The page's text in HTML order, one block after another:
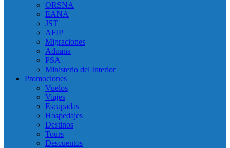
ORSNA
EANA
JST
AFIP
Migraciones
Aduana
PSA
Ministerio del Interior
Promociones
Vuelos
Viajes
Escapadas
Hospedajes
Destinos
Tours
Descuentos